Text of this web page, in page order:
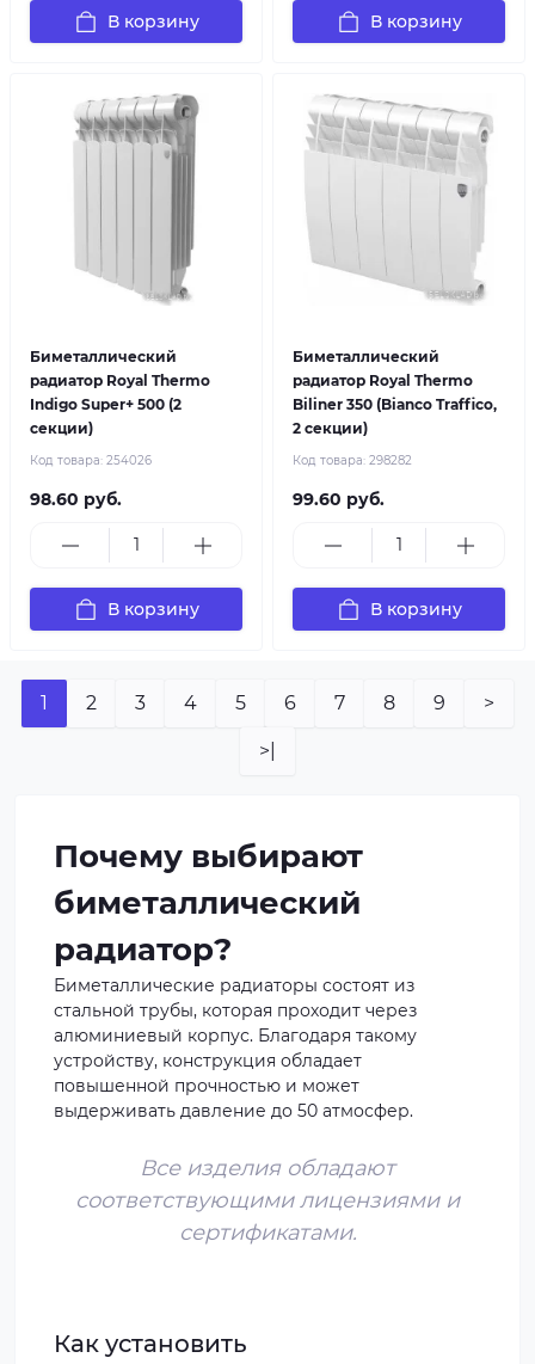
В корзину В корзину
Биметаллический
радиатор Royal Thermo
Indigo Super+ 500 (2
секции)
Код товара: 254026
98.60 руб.
В корзину
Биметаллический
радиатор Royal Thermo
Biliner 350 (Bianco Traffico,
2 секции)
Код товара: 298282
99.60 руб.
В корзину
1 2 3 4 5 6 7 8 9 >
>|
Почему выбирают
биметаллический
радиатор?
Биметаллические радиаторы состоят из
стальной трубы, которая проходит через
алюминиевый корпус. Благодаря такому
устройству, конструкция обладает
повышенной прочностью и может
выдерживать давление до 50 атмосфер.
Все изделия обладают
соответствующими лицензиями и
сертификатами.
Как установить